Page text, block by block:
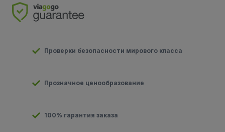
Проверки безопасности мирового класса
Прозначное ценообразование
100% гарантия заказа